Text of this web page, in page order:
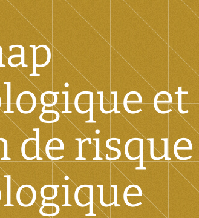
Développement
Expérience
Intégration de
Intelligence
Formations
et
de risque